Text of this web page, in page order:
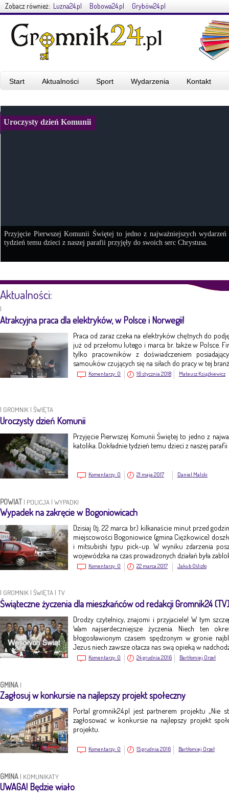
Zobacz również: Luzna24.pl Bobowa24.pl Grybów24.pl
Start Aktualności Sport Wydarzenia Kontakt
Uroczysty dzień Komunii
Przyjęcie Pierwszej Komunii Świętej to jedno z najważniejszych
tydzień temu dzieci z naszej parafii przyjęły do swoich serc Chrystusa.
Aktualności:
|
Atrakcyjna praca dla elektryków, w Polsce i Norwegii!
Praca od zaraz czeka na elektryków chętnych do
już od przełomu lutego i marca br. także w Polsce.
tylko pracowników z doświadczeniem
samouków czujących się na siłach do pracy w tej
Komentarzy: 0 16 stycznia 2018 Mateusz Książkiewicz
| GROMNIK | ŚWIĘTA
Uroczysty dzień Komunii
Przyjęcie Pierwszej Komunii Świętej to jedno z
katolika. Dokładnie tydzień temu dzieci z naszej
Komentarzy: 0 21 maja 2017 Daniel Malski
POWIAT | POLICJA | WYPADKI
Wypadek na zakręcie w Bogoniowicach
Dzisiaj (tj. 22 marca br.) kilkanaście minut przed
miejscowości Bogoniowice (gmina Ciężkowice)
i mitsubishi typu pick-up. W wyniku zdarzenia
wojewódzka na czas prowadzonych działań była
Komentarzy: 0 22 marca 2017 Jakub Oślizło
| GROMNIK | ŚWIĘTA | TV
Świąteczne życzenia dla mieszkańców od redakcji Gromnik24 (TV)
Drodzy czytelnicy, znajomi i przyjaciele! W tym
Wam najserdeczniejsze życzenia. Niech ten
błogosławionym czasem spędzonym w gronie
Jezus niech zawsze otacza nas swą opieką w
Komentarzy: 0 24 grudnia 2016 Bartłomiej Orzeł
GMINA |
Zagłosuj w konkursie na najlepszy projekt społeczny
Portal gromnik24.pl jest partnerem projektu „Nie
zagłosować w konkursie na najlepszy projekt
projektu.
Komentarzy: 0 15 grudnia 2016 Bartłomiej Orzeł
GMINA | KOMUNIKATY
UWAGA! Będzie wiało